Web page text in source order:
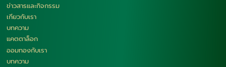
ข่าวสารและกิจกรรม
เกียวกับเรา
บทความ
แคตตาล็อก
ออมทองกับเรา
บทความ